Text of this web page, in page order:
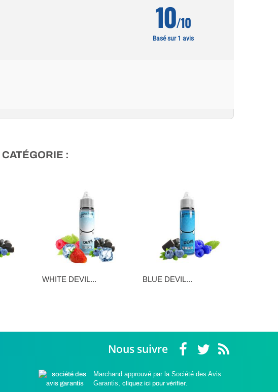
10/10
Basé sur 1 avis
:
WHITE DEVIL... BLUE DEVIL...
Nous suivre
Marchand approuvé par la Société des Avis
Garantis, cliquez ici pour vérifier.